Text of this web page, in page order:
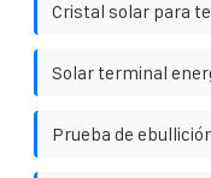
Cristal solar para
Solar terminal
Prueba de